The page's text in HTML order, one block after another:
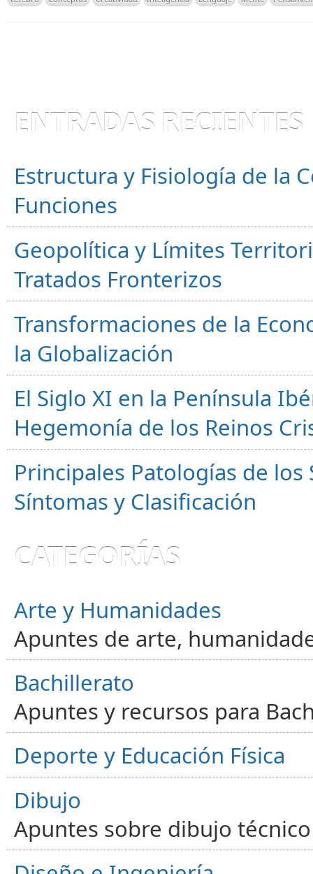
ENTRADAS RECIENTES
Estructura y Fisiología de la
Funciones
Geopolítica y Límites
Tratados Fronterizos
Transformaciones de la
la Globalización
El Siglo XI en la Península
Hegemonía de los Reinos
Principales Patologías de
Síntomas y Clasificación
CATEGORÍAS
Arte y Humanidades
Apuntes de arte,
Bachillerato
Apuntes y recursos para
Deporte y Educación Física
Dibujo
Apuntes sobre dibujo